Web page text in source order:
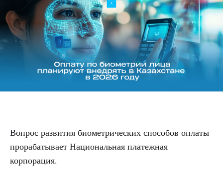
Вопрос развития биометрических способов оплаты
прорабатывает Национальная платежная
корпорация.